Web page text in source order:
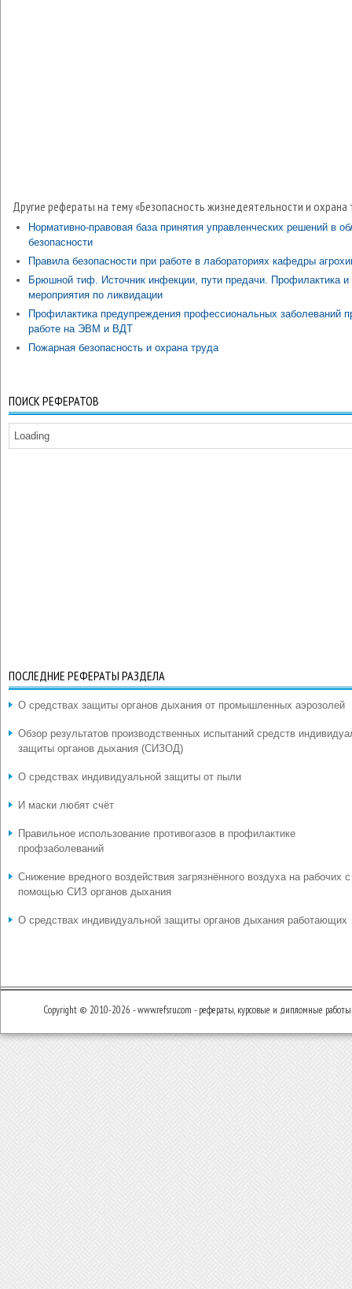
Другие рефераты на тему «Безопасность жизнедеятельности и охрана
Нормативно-правовая база принятия управленческих решений в
безопасности
Правила безопасности при работе в лабораториях кафедры
Брюшной тиф. Источник инфекции, пути предачи. Профилактика и
мероприятия по ликвидации
Профилактика предупреждения профессиональных заболеваний
работе на ЭВМ и ВДТ
Пожарная безопасность и охрана труда
ПОИСК РЕФЕРАТОВ
Loading
ПОСЛЕДНИЕ РЕФЕРАТЫ РАЗДЕЛА
О средствах защиты органов дыхания от промышленных аэрозолей
Обзор результатов производственных испытаний средств
защиты органов дыхания (СИЗОД)
О средствах индивидуальной защиты от пыли
И маски любят счёт
Правильное использование противогазов в профилактике
профзаболеваний
Снижение вредного воздействия загрязнённого воздуха на рабочих с
помощью СИЗ органов дыхания
О средствах индивидуальной защиты органов дыхания работающих
Copyright © 2010-2026 - www.refsru.com - рефераты, курсовые и дипломные работы